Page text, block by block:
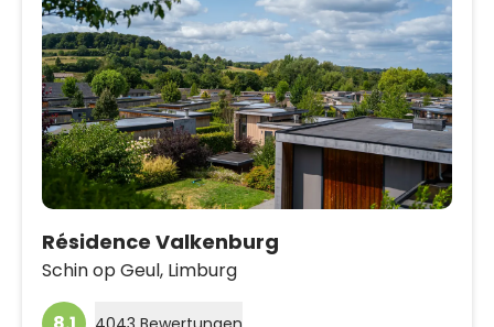
Résidence Valkenburg
Schin op Geul, Limburg